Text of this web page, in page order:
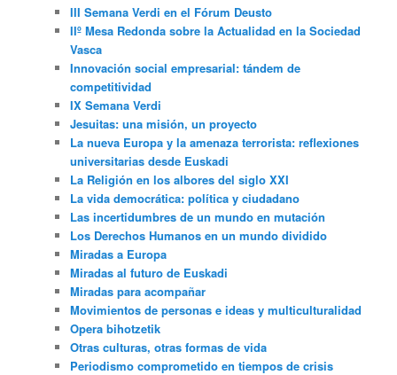
III Semana Verdi en el Fórum Deusto
IIº Mesa Redonda sobre la Actualidad en la Sociedad
Vasca
Innovación social empresarial: tándem de
competitividad
IX Semana Verdi
Jesuitas: una misión, un proyecto
La nueva Europa y la amenaza terrorista: reflexiones
universitarias desde Euskadi
La Religión en los albores del siglo XXI
La vida democrática: política y ciudadano
Las incertidumbres de un mundo en mutación
Los Derechos Humanos en un mundo dividido
Miradas a Europa
Miradas al futuro de Euskadi
Miradas para acompañar
Movimientos de personas e ideas y multiculturalidad
Opera bihotzetik
Otras culturas, otras formas de vida
Periodismo comprometido en tiempos de crisis